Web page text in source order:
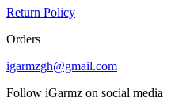
Return Policy
Orders
igarmzgh@gmail.com
Follow iGarmz on social media